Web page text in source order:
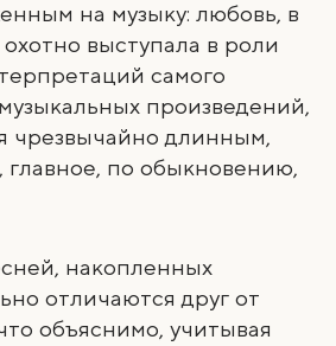
на музыку: любовь, в
выступала в роли
самого
произведений,
чрезвычайно длинным,
главное, по обыкновению,
накопленных
отличаются друг от
объяснимо, учитывая